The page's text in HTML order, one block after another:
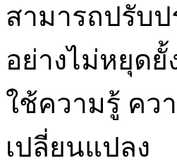
สามารถปรับ
อย่างไม่หยุดยั้
ใช้ความรู้ คว
เปลี่ยนแปลง